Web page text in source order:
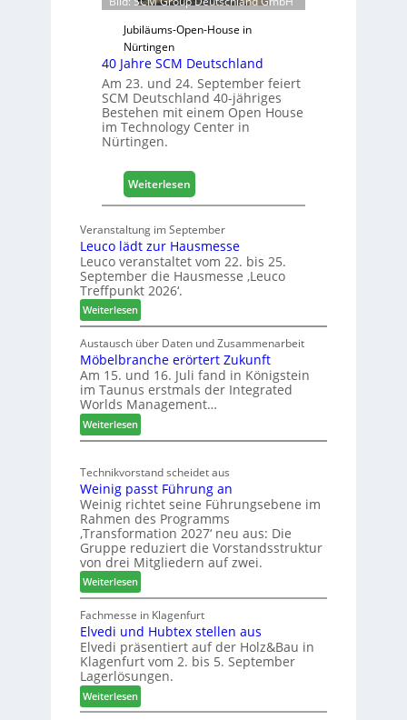
j
h
r
r
f
r
D
a
c
h
H
o
l
2
0
2
Jubiläums-Open-House in
Nürtingen
40 Jahre SCM Deutschland
Am 23. und 24. September feiert
SCM Deutschland 40-jähriges
Bestehen mit einem Open House
im Technology Center in
Nürtingen.
Weiterlesen:
4
J
a
h
C
M
D
e
u
s
h
l
a
n
d
Veranstaltung im September
Leuco lädt zur Hausmesse
Leuco veranstaltet vom 22. bis 25.
September die Hausmesse ‚Leuco
Treffpunkt 2026‘.
Weiterlesen:
L
e
u
c
o
l
ä
d
z
u
r
H
a
u
s
m
e
s
s
e
Austausch über Daten und Zusammenarbeit
Möbelbranche erörtert Zukunft
Am 15. und 16. Juli fand in Königstein
im Taunus erstmals der Integrated
Worlds Management…
Weiterlesen:
M
b
e
l
b
r
a
n
c
h
e
e
r
ö
r
t
Technikvorstand scheidet aus
Weinig passt Führung an
Weinig richtet seine Führungsebene im
Rahmen des Programms
‚Transformation 2027‘ neu aus: Die
Gruppe reduziert die Vorstandsstruktur
von drei Mitgliedern auf zwei.
Weiterlesen:
W
e
i
n
i
g
p
a
Fachmesse in Klagenfurt
Elvedi und Hubtex stellen aus
Elvedi präsentiert auf der Holz&Bau in
Klagenfurt vom 2. bis 5. September
Lagerlösungen.
Weiterlesen:
E